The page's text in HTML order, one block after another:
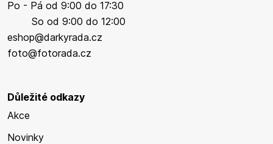
Po - Pá od 9:00 do 17:30
So od 9:00 do 12:00
eshop@darkyrada.cz
foto@fotorada.cz
Důležité odkazy
Akce
Novinky